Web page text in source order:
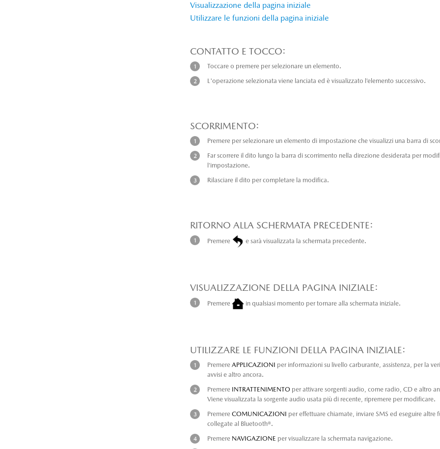
Visualizzazione della pagina iniziale
Utilizzare le funzioni della pagina iniziale
CONTATTO E TOCCO:
Toccare o premere per selezionare un elemento.
L'operazione selezionata viene lanciata ed è visualizzato l’elemento successivo.
SCORRIMENTO:
Premere per selezionare un elemento di impostazione che visualizzi una barra di
Far scorrere il dito lungo la barra di scorrimento nella direzione desiderata per
l’impostazione.
Rilasciare il dito per completare la modifica.
RITORNO ALLA SCHERMATA PRECEDENTE:
Premere e sarà visualizzata la schermata precedente.
VISUALIZZAZIONE DELLA PAGINA INIZIALE:
Premere in qualsiasi momento per tornare alla schermata iniziale.
UTILIZZARE LE FUNZIONI DELLA PAGINA INIZIALE:
Premere APPLICAZIONI per informazioni su livello carburante, assistenza, per la
avvisi e altro ancora.
Premere INTRATTENIMENTO per attivare sorgenti audio, come radio, CD e altro
Viene visualizzata la sorgente audio usata più di recente, ripremere per modificare.
Premere COMUNICAZIONI per effettuare chiamate, inviare SMS ed eseguire altre
collegate al Bluetooth®.
Premere NAVIGAZIONE per visualizzare la schermata navigazione.